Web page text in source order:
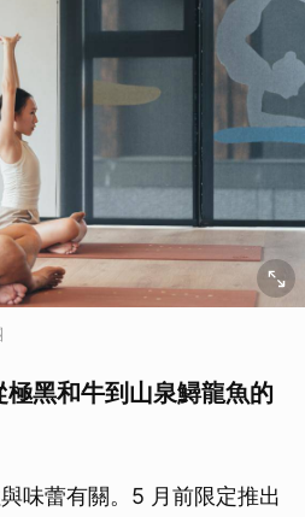
黑和牛到山泉鱘龍魚的
味蕾有關。5 月前限定推出